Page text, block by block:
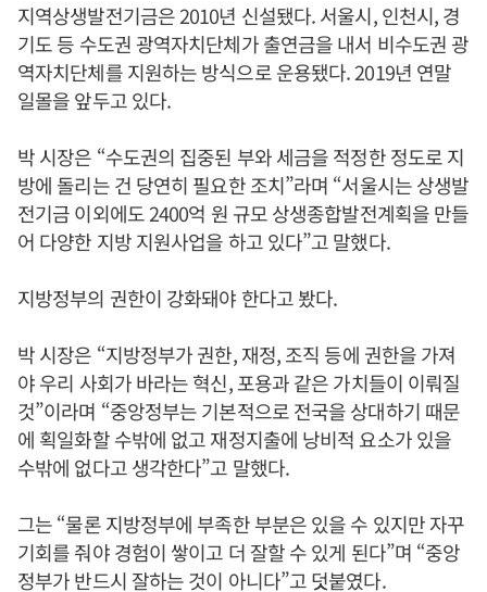
지역상생발전기금은 2010년 신설됐다. 서울시, 인천시, 경
기도 등 수도권 광역자치단체가 출연금을 내서 비수도권 광
역자치단체를 지원하는 방식으로 운용됐다. 2019년 연말
일몰을 앞두고 있다.
박 시장은 “수도권의 집중된 부와 세금을 적정한 정도로 지
방에 돌리는 건 당연히 필요한 조치”라며 “서울시는 상생발
전기금 이외에도 2400억 원 규모 상생종합발전계획을 만들
어 다양한 지방 지원사업을 하고 있다”고 말했다.
지방정부의 권한이 강화돼야 한다고 봤다.
박 시장은 “지방정부가 권한, 재정, 조직 등에 권한을 가져
야 우리 사회가 바라는 혁신, 포용과 같은 가치들이 이뤄질
것”이라며 “중앙정부는 기본적으로 전국을 상대하기 때문
에 획일화할 수밖에 없고 재정지출에 낭비적 요소가 있을
수밖에 없다고 생각한다”고 말했다.
그는 “물론 지방정부에 부족한 부분은 있을 수 있지만 자꾸
기회를 줘야 경험이 쌓이고 더 잘할 수 있게 된다”며 “중앙
정부가 반드시 잘하는 것이 아니다”고 덧붙였다.